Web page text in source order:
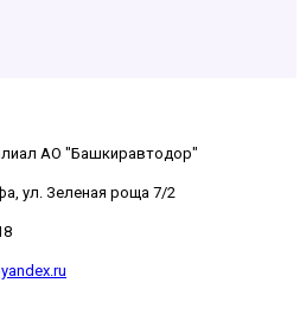
АО "Башкиравтодор"
ул. Зеленая роща 7/2